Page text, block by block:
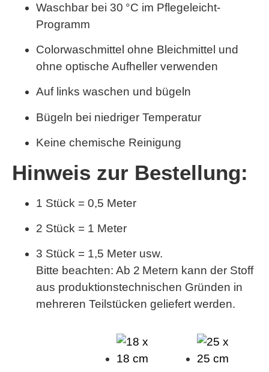
Waschbar bei 30 °C im Pflegeleicht-
Programm
Colorwaschmittel ohne Bleichmittel und
ohne optische Aufheller verwenden
Auf links waschen und bügeln
Bügeln bei niedriger Temperatur
Keine chemische Reinigung
Hinweis zur Bestellung:
1 Stück = 0,5 Meter
2 Stück = 1 Meter
3 Stück = 1,5 Meter usw.
Bitte beachten: Ab 2 Metern kann der Stoff
aus produktionstechnischen Gründen in
mehreren Teilstücken geliefert werden.